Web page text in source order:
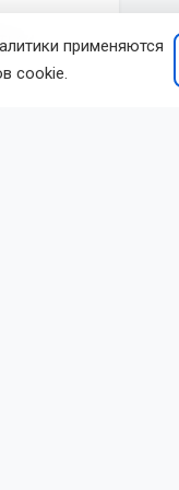
и
применяются
cookie.